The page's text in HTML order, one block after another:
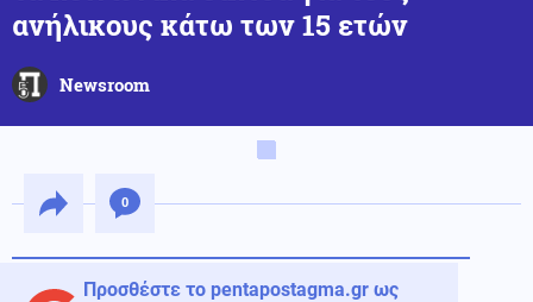
ανήλικους κάτω των 15 ετών
Newsroom
0
Προσθέστε το pentapostagma.gr ως